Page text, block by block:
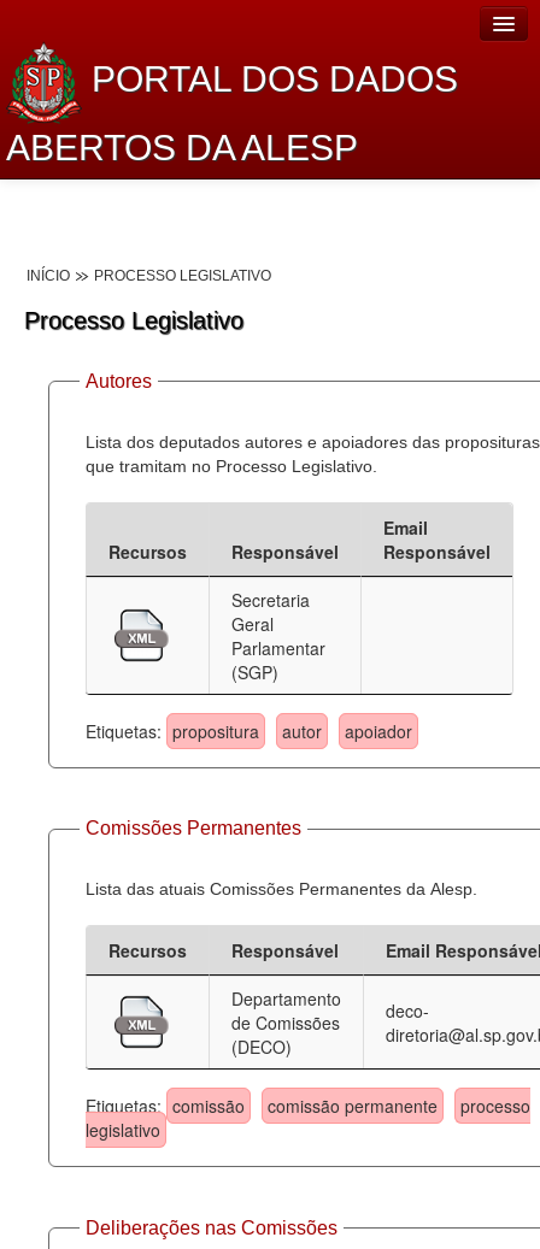
PORTAL DOS DADOS
ABERTOS DA ALESP
Lei de Acesso à Informação
Dados Governamentais Abertos
Planejamento
Catálogo de dados
Deputados Estaduais
Administração
Agenda
Perguntas frequentes
Contato
INÍCIO PROCESSO LEGISLATIVO
Processo Legislativo
Autores
Lista dos deputados autores e apoiadores das proposituras
que tramitam no Processo Legislativo.
Recursos Responsável
Email
Responsável
Secretaria
Geral
Parlamentar
(SGP)
Etiquetas: propositura autor apoiador
Comissões Permanentes
Lista das atuais Comissões Permanentes da Alesp.
Recursos Responsável
Email
Departamento
de Comissões
(DECO)
deco-
Etiquetas: comissão comissão permanente
processo
legislativo
Deliberações nas Comissões